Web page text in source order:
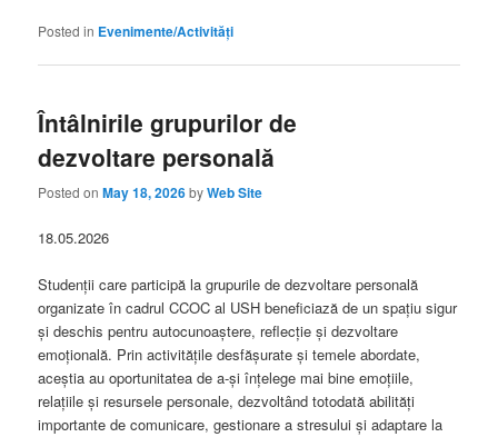
Posted in Evenimente/Activități
Întâlnirile grupurilor de
dezvoltare personală
Posted onMay 18, 2026byWeb Site
18.05.2026
Studenții care participă la grupurile de dezvoltare personală
organizate în cadrul CCOC al USH beneficiază de un spațiu sigur
și deschis pentru autocunoaștere, reflecție și dezvoltare
emoțională. Prin activitățile desfășurate și temele abordate,
aceștia au oportunitatea de a-și înțelege mai bine emoțiile,
relațiile și resursele personale, dezvoltând totodată abilități
importante de comunicare, gestionare a stresului și adaptare la